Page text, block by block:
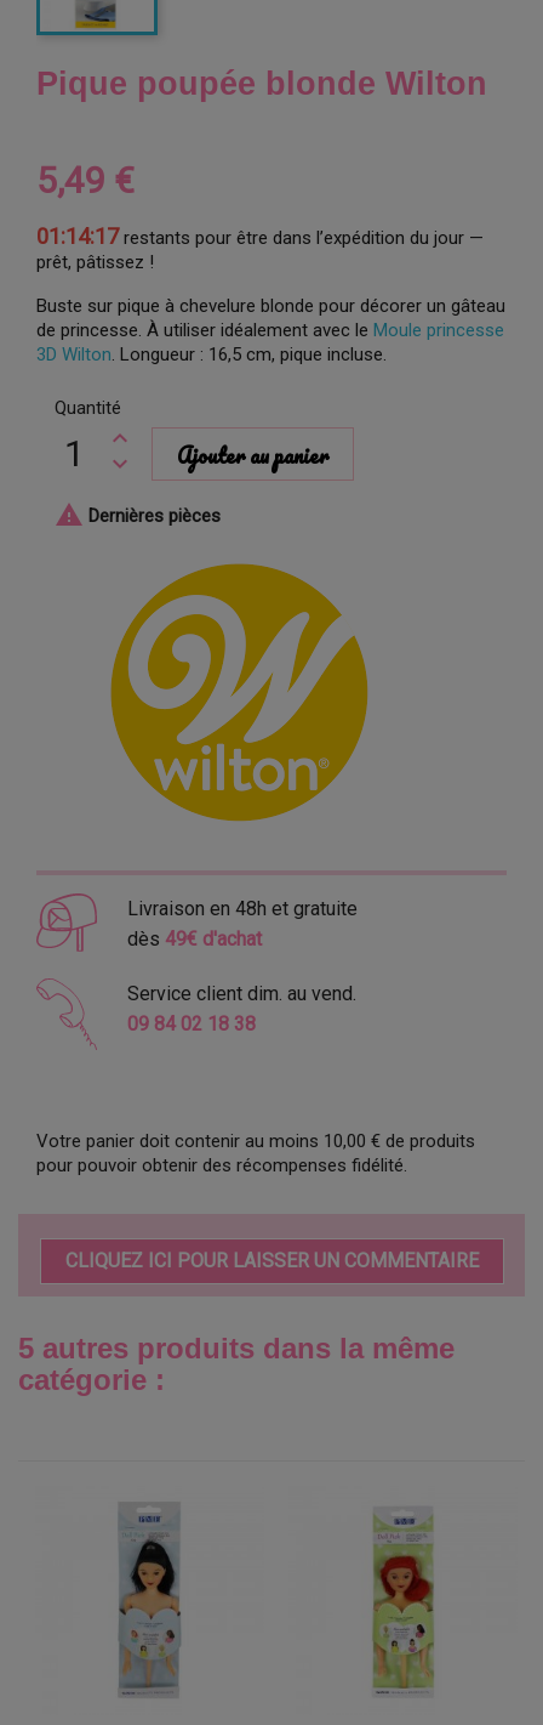
Pique poupée blonde Wilton
5,49 €
01:14:17restants pour être dans l’expédition du jour —
prêt, pâtissez !
Buste sur pique à chevelure blonde pour décorer un gâteau
de princesse. À utiliser idéalement avec le Moule princesse
3D Wilton. Longueur : 16,5 cm, pique incluse.
Quantité
Ajouter au panier
 Dernières pièces
Livraison en 48h et gratuite
dès 49€ d'achat
Service client dim. au vend.
09 84 02 18 38
Votre panier doit contenir au moins 10,00 € de produits
pour pouvoir obtenir des récompenses fidélité.
CLIQUEZ ICI POUR LAISSER UN COMMENTAIRE
5 autres produits dans la même
catégorie :